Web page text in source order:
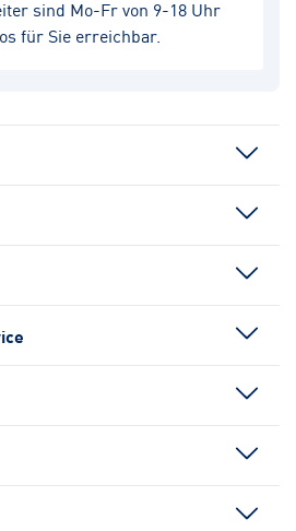
sind Mo-Fr von 9-18 Uhr
für Sie erreichbar.